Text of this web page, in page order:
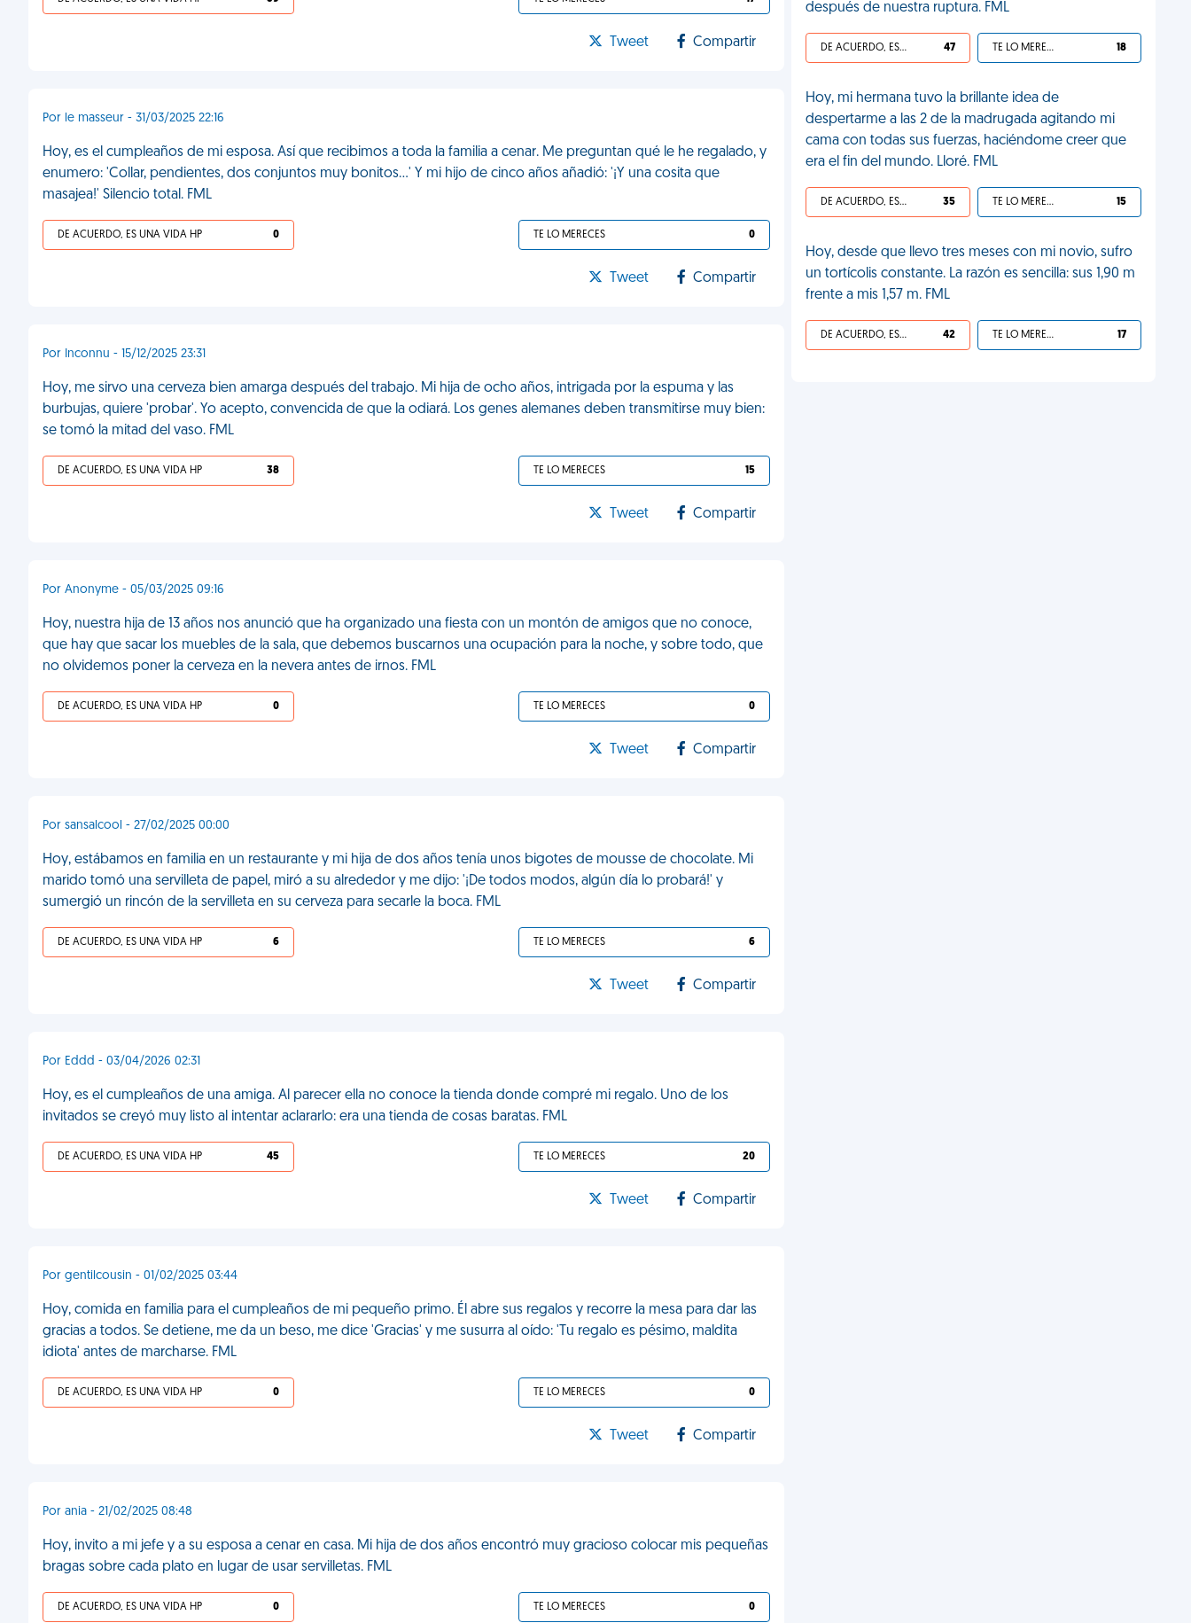
Tweet Compartir
Por le masseur - 31/03/2025 22:16
Hoy, es el cumpleaños de mi esposa. Así que recibimos a toda la familia a cenar. Me preguntan qué le he regalado, y
enumero: 'Collar, pendientes, dos conjuntos muy bonitos...' Y mi hijo de cinco años añadió: '¡Y una cosita que
masajea!' Silencio total. FML
DE ACUERDO, ES UNA VIDA HP 0 TE LO MERECES 0
Tweet Compartir
Por Inconnu - 15/12/2025 23:31
Hoy, me sirvo una cerveza bien amarga después del trabajo. Mi hija de ocho años, intrigada por la espuma y las
burbujas, quiere 'probar'. Yo acepto, convencida de que la odiará. Los genes alemanes deben transmitirse muy bien:
se tomó la mitad del vaso. FML
DE ACUERDO, ES UNA VIDA HP 38 TE LO MERECES 15
Tweet Compartir
Por Anonyme - 05/03/2025 09:16
Hoy, nuestra hija de 13 años nos anunció que ha organizado una fiesta con un montón de amigos que no conoce,
que hay que sacar los muebles de la sala, que debemos buscarnos una ocupación para la noche, y sobre todo, que
no olvidemos poner la cerveza en la nevera antes de irnos. FML
DE ACUERDO, ES UNA VIDA HP 0 TE LO MERECES 0
Tweet Compartir
Por sansalcool - 27/02/2025 00:00
Hoy, estábamos en familia en un restaurante y mi hija de dos años tenía unos bigotes de mousse de chocolate. Mi
marido tomó una servilleta de papel, miró a su alrededor y me dijo: '¡De todos modos, algún día lo probará!' y
sumergió un rincón de la servilleta en su cerveza para secarle la boca. FML
DE ACUERDO, ES UNA VIDA HP 6 TE LO MERECES 6
Tweet Compartir
Por Eddd - 03/04/2026 02:31
Hoy, es el cumpleaños de una amiga. Al parecer ella no conoce la tienda donde compré mi regalo. Uno de los
invitados se creyó muy listo al intentar aclararlo: era una tienda de cosas baratas. FML
DE ACUERDO, ES UNA VIDA HP 45 TE LO MERECES 20
Tweet Compartir
Por gentilcousin - 01/02/2025 03:44
Hoy, comida en familia para el cumpleaños de mi pequeño primo. Él abre sus regalos y recorre la mesa para dar las
gracias a todos. Se detiene, me da un beso, me dice 'Gracias' y me susurra al oído: 'Tu regalo es pésimo, maldita
idiota' antes de marcharse. FML
DE ACUERDO, ES UNA VIDA HP 0 TE LO MERECES 0
Tweet Compartir
Por ania - 21/02/2025 08:48
Hoy, invito a mi jefe y a su esposa a cenar en casa. Mi hija de dos años encontró muy gracioso colocar mis pequeñas
bragas sobre cada plato en lugar de usar servilletas. FML
DE ACUERDO, ES UNA VIDA HP 0 TE LO MERECES 0
después de nuestra ruptura. FML
DE ACUERDO, ES UNA VIDA HP 47 TE LO MERECES 18
Hoy, mi hermana tuvo la brillante idea de
despertarme a las 2 de la madrugada agitando mi
cama con todas sus fuerzas, haciéndome creer que
era el fin del mundo. Lloré. FML
DE ACUERDO, ES UNA VIDA HP 35 TE LO MERECES 15
Hoy, desde que llevo tres meses con mi novio, sufro
un tortícolis constante. La razón es sencilla: sus 1,90 m
frente a mis 1,57 m. FML
DE ACUERDO, ES UNA VIDA HP 42 TE LO MERECES 17